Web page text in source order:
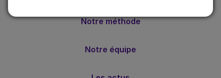
Notre méthode
Notre équipe